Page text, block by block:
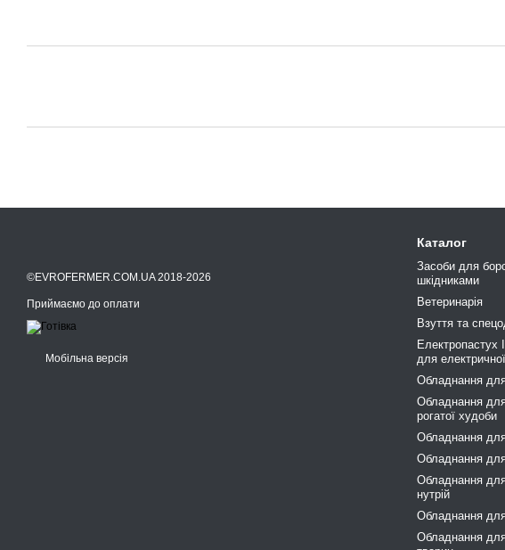
©EVROFERMER.COM.UA 2018-2026
Приймаємо до оплати
Мобільна версія
Каталог
Засоби для
шкідниками
Ветеринарія
Взуття та
Електропастух
для
Обладнання
Обладнання
рогатої худоби
Обладнання
Обладнання
Обладнання для
нутрій
Обладнання
Обладнання для